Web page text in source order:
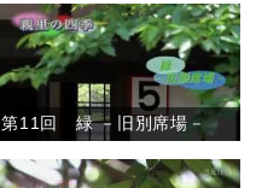
第11回 緑 －旧別席場－